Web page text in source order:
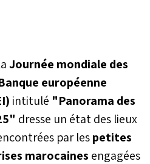
Journée mondiale des
européenne
intitulé "Panorama des
dresse un état des lieux
par lespetites
marocaines engagées